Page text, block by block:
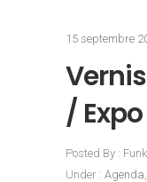
15 septembre
/
Posted By :
Under : Agenda,